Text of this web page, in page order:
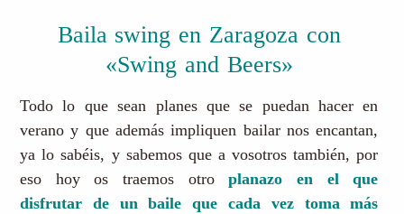
Baila swing en Zaragoza con
«Swing and Beers»
Todo lo que sean planes que se puedan hacer en
verano y que además impliquen bailar nos encantan,
ya lo sabéis, y sabemos que a vosotros también, por
eso hoy os traemos otroplanazo en el que
disfrutar de un baile que cada vez toma más